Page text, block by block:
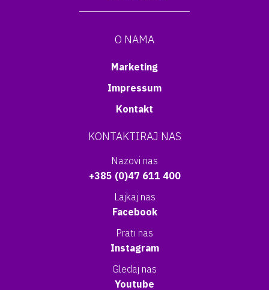
O NAMA
Marketing
Impressum
Kontakt
KONTAKTIRAJ NAS
Nazovi nas
+385 (0)47 611 400
Lajkaj nas
Facebook
Prati nas
Instagram
Gledaj nas
Youtube